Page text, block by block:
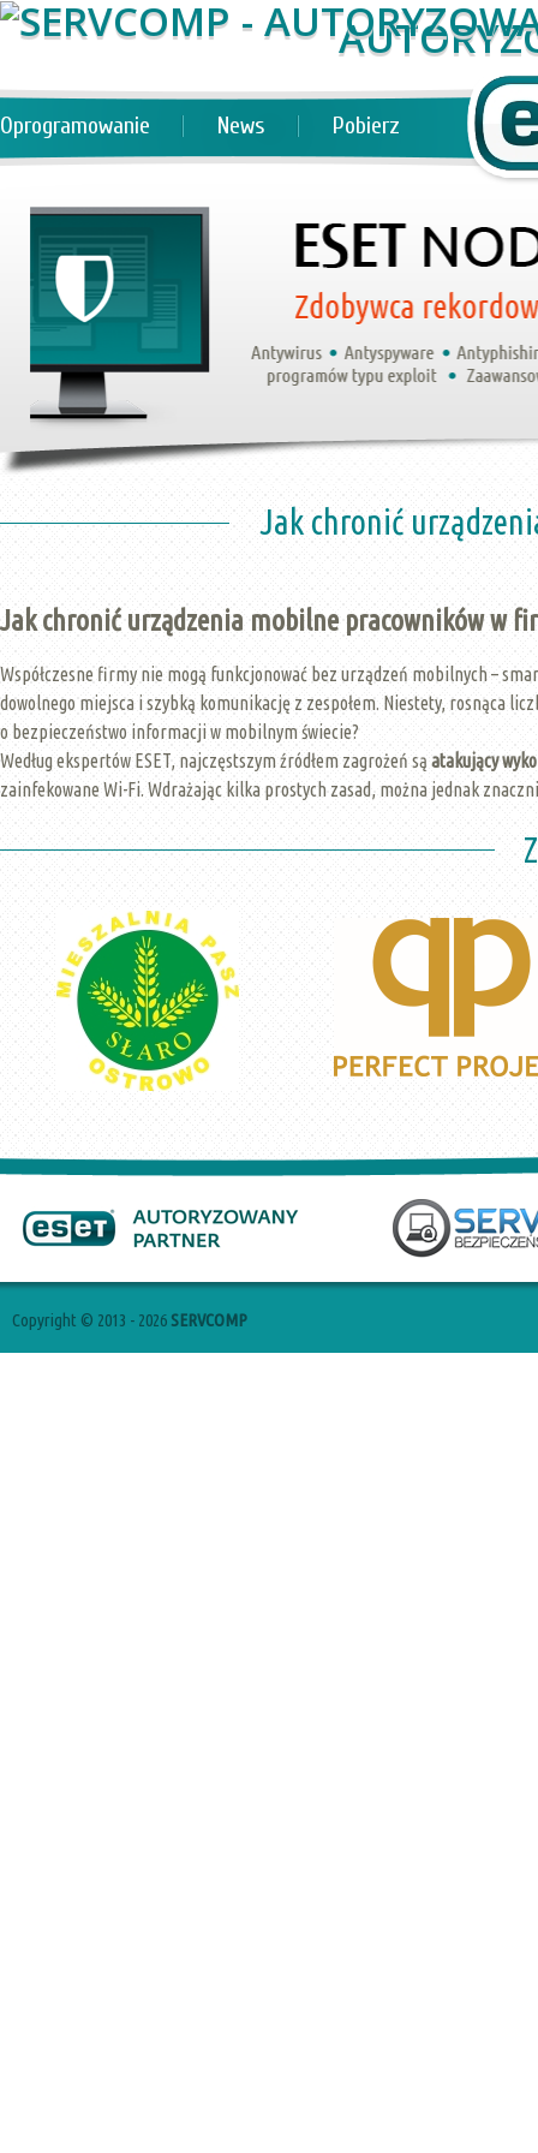
Oprogramowanie News Pobierz
Jak chronić
Jak chronić urządzenia mobilne pracowników w
Współczesne firmy nie mogą funkcjonować bez urządzeń mobilnych –
dowolnego miejsca i szybką komunikację z zespołem. Niestety, rosnąca
o bezpieczeństwo informacji w mobilnym świecie?
Według ekspertów ESET, najczęstszym źródłem zagrożeń są atakujący
zainfekowane Wi-Fi. Wdrażając kilka prostych zasad, można jednak
Copyright © 2013 - 2026 SERVCOMP